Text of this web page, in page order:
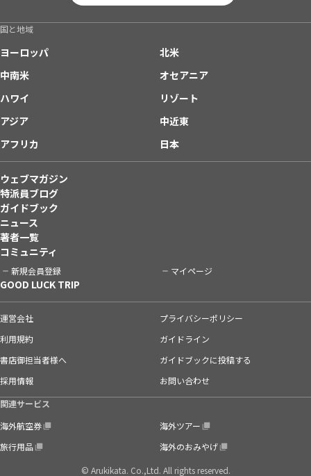
国と地域
ヨーロッパ
北米
中南米
オセアニア
ハワイ
リゾート
アジア
中近東
アフリカ
日本
ウェブマガジン
特派員ブログ
ガイドブック
ニュース
著者一覧
コミュニティ
新規会員登録 マイページ
GOOD LUCK TRIP
運営会社
プライバシーポリシー
利用規約
ガイドライン
書店御担当者様へ
ガイドブックに投稿する
採用情報
お問い合わせ
関連サービス
海外航空券
海外ツアー
旅行用品
海外のおみやげ
© Arukikata. Co.,Ltd. All rights reserved.